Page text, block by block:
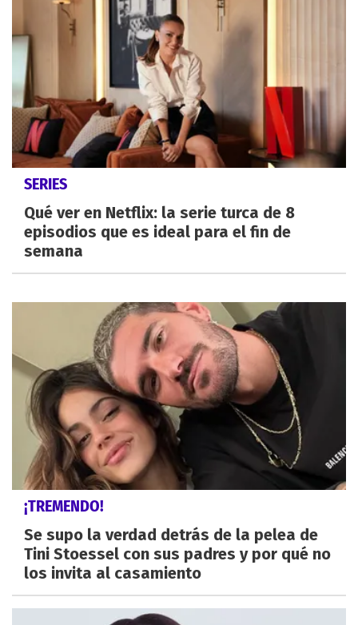
SERIES
Qué ver en Netflix: la serie turca de 8
episodios que es ideal para el fin de
semana
¡TREMENDO!
Se supo la verdad detrás de la pelea de
Tini Stoessel con sus padres y por qué no
los invita al casamiento